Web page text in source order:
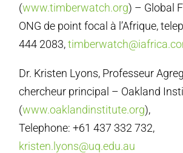
(www.timberwatch.org) – Global
ONG de point focal à l’Afrique,
444 2083,
Dr. Kristen Lyons, Professeur
chercheur principal – Oakland
(www.oaklandinstitute.org),
Telephone: +61 437 332 732,
kristen.lyons@uq.edu.au